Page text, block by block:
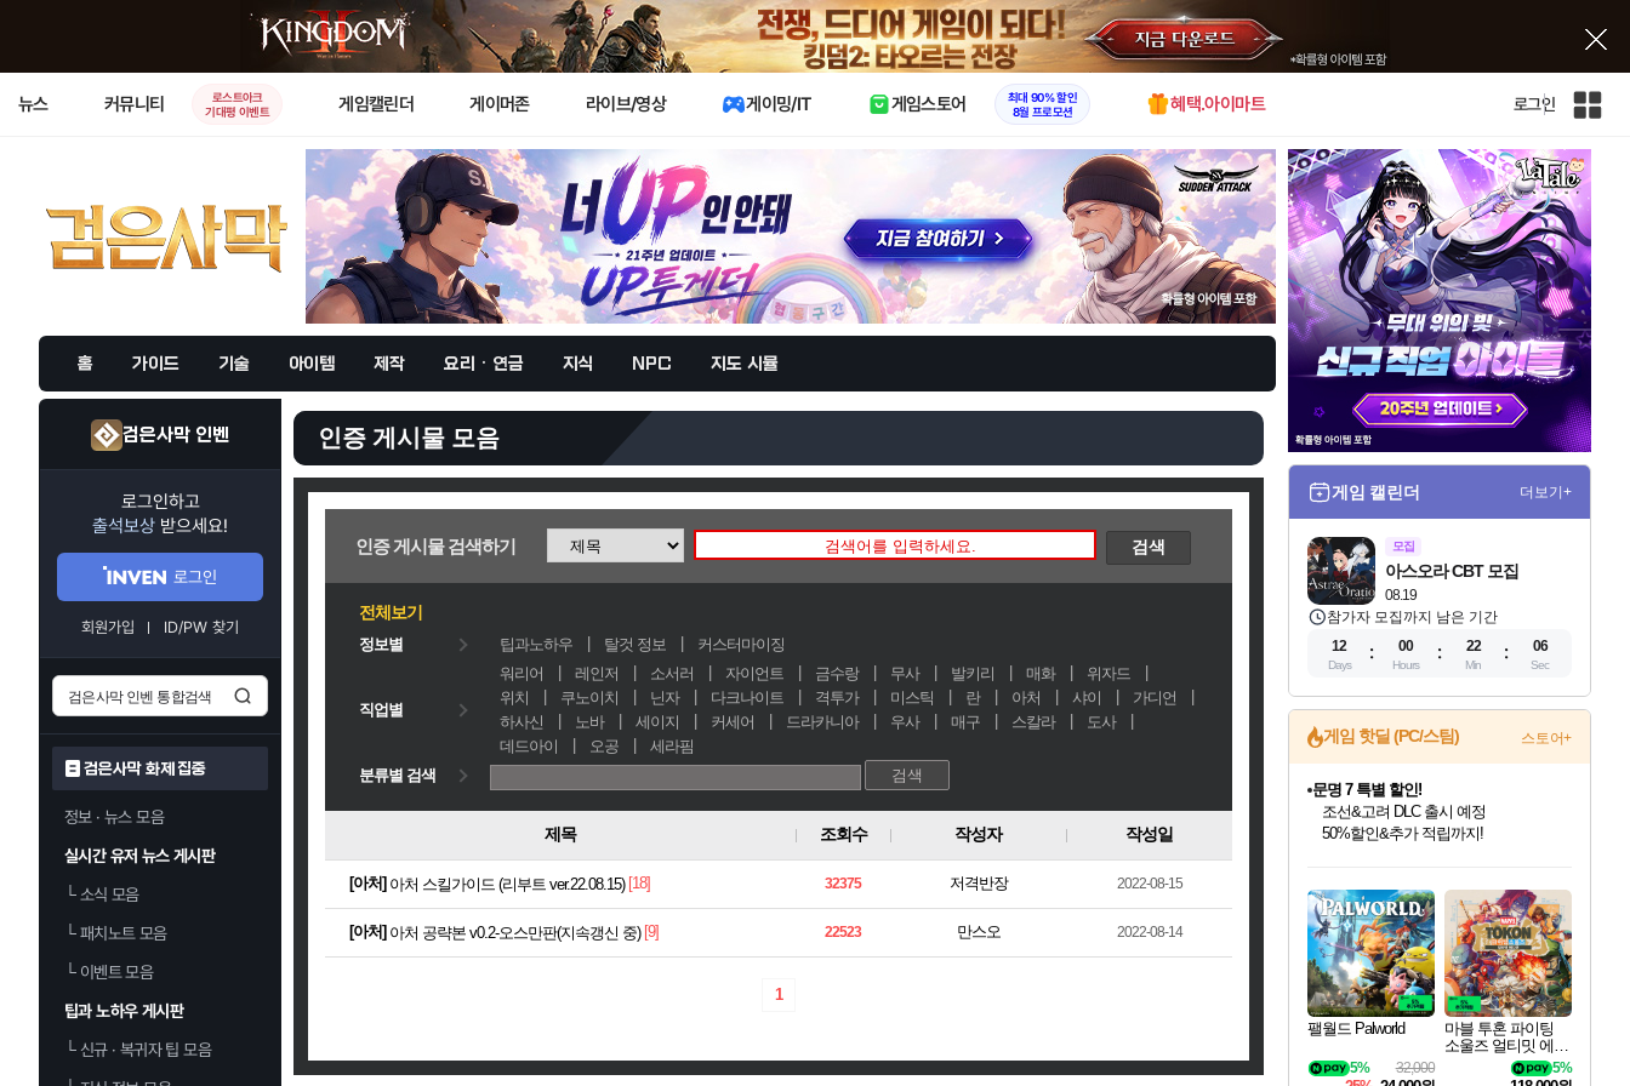
X
뉴스 커뮤니티
로스트아크
기대평 이벤트
게임캘린더 게이머존 라이브/영상 게이밍/IT 게임스토어
최대 90% 할인
8월 프로모션
혜택.아이마트 로그인
인
체
사
트
맵
홈 가이드 기술 아이템 제작 요리 · 연금 지식 NPC 지도 시뮬
검은사막 인벤
로그인하고
출석보상 받으세요!
로그인
회원가입 ID/PW 찾기
검은사막 화제 집중
정보 · 뉴스 모음
실시간 유저 뉴스 게시판
└소식 모음
└패치노트 모음
└이벤트 모음
팁과 노하우 게시판
└신규 · 복귀자 팁 모음
인증 게시물 모음
인증 게시물 검색하기
전체보기
정보별 팁과노하우 탈것 정보 커스터마이징
직업별
워리어 레인저 소서러 자이언트 금수랑 무사 발키리 매화
위자드
위치
쿠노이치 닌자 다크나이트 격투가 미스틱 란 아처 샤이
가디언
하사신
노바 세이지 커세어 드라카니아 우사 매구 스칼라
도사
데드아이
오공
세라핌
분류별 검색
제목 조회수 작성자 작성일
[아처] 아처 스킬가이드 (리부트 ver.22.08.15) [18] 32375 저격반장 2022-08-15
[아처] 아처 공략본 v0.2-오스만판(지속갱신 중) [9] 22523 만스오 2022-08-14
1
게임 캘린더 더보기+
모집
08.19
아스오라 CBT 모집
참가자 모집까지 남은 기간
12
Days
00
Hours
22
Min
05
Sec
게임 핫딜 (PC/스팀) 스토어+
최대 90% 할인가를 만나보세요!
네이버혜택과 함께 만나보세요!
50%할인&추가 적립까지!
귀무자: 검의 길 예약 판매 중!
10% 할인과
이니&베니 혜택까지!
네이버 혜택가와 함께 예약하세요!
할인&네이버혜택으로 만나보세요!
네이버페이 혜택과 만나보세요!
40주년 프로모션으로 만나보세요!
네이버 포인트 혜택까지!
할인가에 만나보세요!
일부 에디션 상시 할인!
혜택으로 예약 판매 중
편안하게 충전하세요
팰월드 Palworld
32,000
5%
마블 투혼 파이팅
소울즈 얼티밋 에디
션 예약구매 MARV
EL Tokon Fighting S
5%